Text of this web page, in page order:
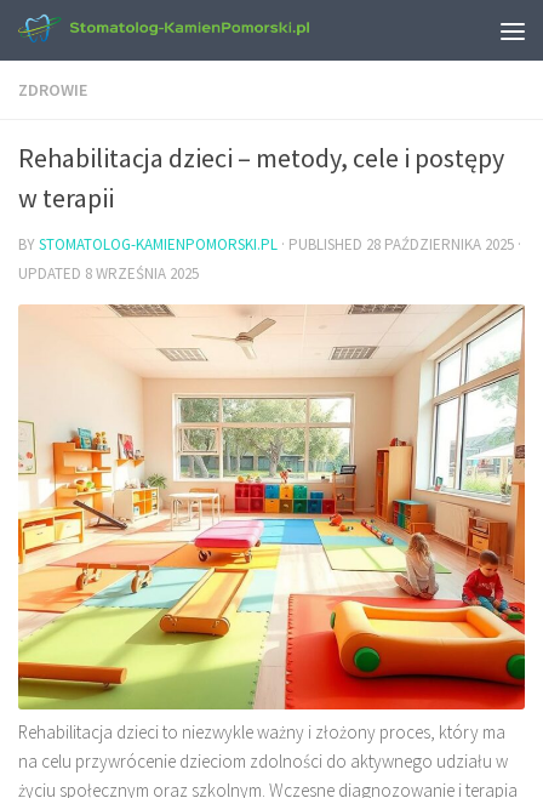
ZDROWIE
Rehabilitacja dzieci – metody, cele i postępy
w terapii
BYSTOMATOLOG-KAMIENPOMORSKI.PL · PUBLISHED 28 PAŹDZIERNIKA 2025 ·
UPDATED 8 WRZEŚNIA 2025
Rehabilitacja dzieci to niezwykle ważny i złożony proces, który ma
na celu przywrócenie dzieciom zdolności do aktywnego udziału w
życiu społecznym oraz szkolnym. Wczesne diagnozowanie i terapia